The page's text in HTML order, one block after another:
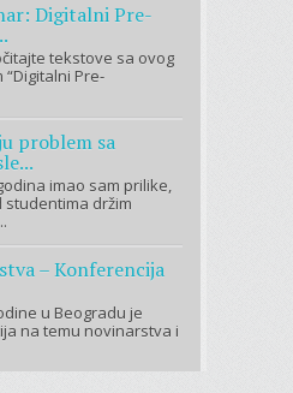
Digitalni Pre-
tekstove sa ovog
Pre-
problem sa
imao sam prilike,
studentima držim
– Konferencija
u Beogradu je
na temu novinarstva i